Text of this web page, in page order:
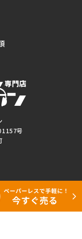
号
ご利用規約